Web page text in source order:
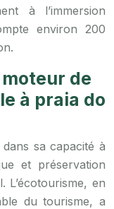
à l’immersion
environ 200
de
à praia do
sa capacité à
et préservation
L’écotourisme, en
du tourisme, a